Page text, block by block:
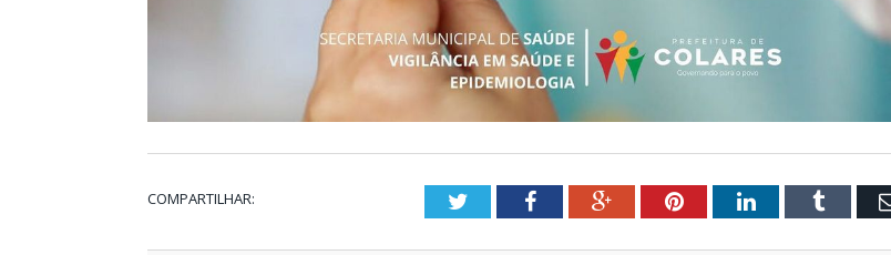
COMPARTILHAR: TwitterFacebookGoogle+PinterestLinkedInTumblr